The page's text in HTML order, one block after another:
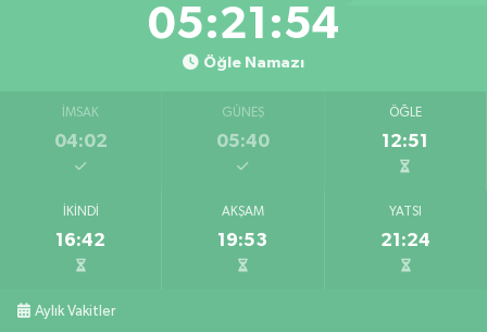
05:21:54
Öğle Namazı
İMSAK
04:02
GÜNEŞ
05:40
ÖĞLE
12:51
İKINDI
16:42
AKŞAM
19:53
YATSI
21:24
Aylık Vakitler